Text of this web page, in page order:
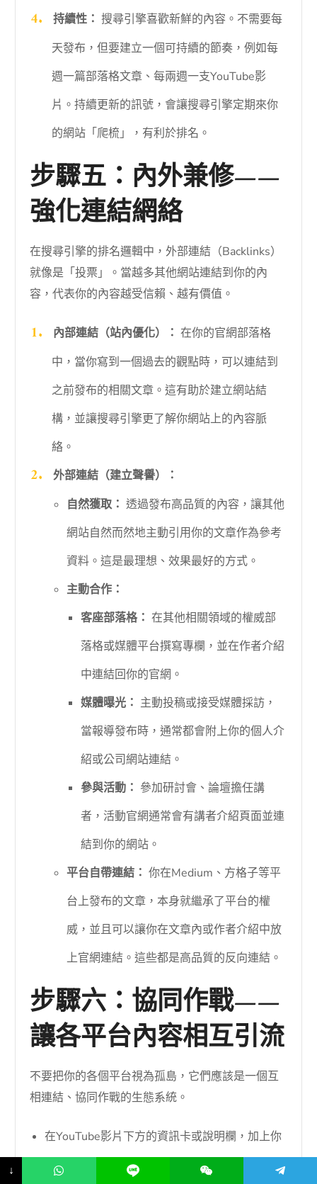
持續性： 搜尋引擎喜歡新鮮的內容。不需要每
天發布，但要建立一個可持續的節奏，例如每
週一篇部落格文章、每兩週一支YouTube影
片。持續更新的訊號，會讓搜尋引擎定期來你
的網站「爬梳」，有利於排名。
步驟五：內外兼修——
強化連結網絡
在搜尋引擎的排名邏輯中，外部連結（Backlinks）
就像是「投票」。當越多其他網站連結到你的內
容，代表你的內容越受信賴、越有價值。
內部連結（站內優化）： 在你的官網部落格
中，當你寫到一個過去的觀點時，可以連結到
之前發布的相關文章。這有助於建立網站結
構，並讓搜尋引擎更了解你網站上的內容脈
絡。
外部連結（建立聲譽）：
自然獲取： 透過發布高品質的內容，讓其他
網站自然而然地主動引用你的文章作為參考
資料。這是最理想、效果最好的方式。
主動合作：
客座部落格： 在其他相關領域的權威部
落格或媒體平台撰寫專欄，並在作者介紹
中連結回你的官網。
媒體曝光： 主動投稿或接受媒體採訪，
當報導發布時，通常都會附上你的個人介
紹或公司網站連結。
參與活動： 參加研討會、論壇擔任講
者，活動官網通常會有講者介紹頁面並連
結到你的網站。
平台自帶連結： 你在Medium、方格子等平
台上發布的文章，本身就繼承了平台的權
威，並且可以讓你在文章內或作者介紹中放
上官網連結。這些都是高品質的反向連結。
步驟六：協同作戰——
讓各平台內容相互引流
不要把你的各個平台視為孤島，它們應該是一個互
相連結、協同作戰的生態系統。
在YouTube影片下方的資訊卡或說明欄，加上你
的官網和部落格連結。
↓